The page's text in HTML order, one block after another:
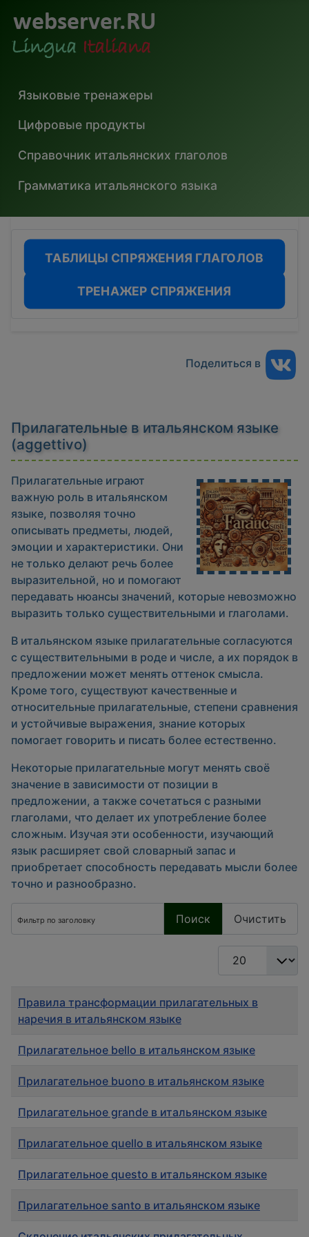
Языковые тренажеры
Цифровые продукты
Справочник итальянских глаголов
Грамматика итальянского языка
ТАБЛИЦЫ СПРЯЖЕНИЯ ГЛАГОЛОВ
ТРЕНАЖЕР СПРЯЖЕНИЯ
Поделиться в
Прилагательные в итальянском языке
(aggettivo)
Прилагательные играют
важную роль в итальянском
языке, позволяя точно
описывать предметы, людей,
эмоции и характеристики. Они
не только делают речь более
выразительной, но и помогают
передавать нюансы значений, которые невозможно
выразить только существительными и глаголами.
В итальянском языке прилагательные согласуются
с существительными в роде и числе, а их порядок в
предложении может менять оттенок смысла.
Кроме того, существуют качественные и
относительные прилагательные, степени сравнения
и устойчивые выражения, знание которых
помогает говорить и писать более естественно.
Некоторые прилагательные могут менять своё
значение в зависимости от позиции в
предложении, а также сочетаться с разными
глаголами, что делает их употребление более
сложным. Изучая эти особенности, изучающий
язык расширяет свой словарный запас и
приобретает способность передавать мысли более
точно и разнообразно.
Поиск Очистить
Кол-во строк:
Заголовок
Правила трансформации прилагательных в
наречия в итальянском языке
Прилагательное bello в итальянском языке
Прилагательное buono в итальянском языке
Прилагательное grande в итальянском языке
Прилагательное quello в итальянском языке
Прилагательное questo в итальянском языке
Прилагательное santo в итальянском языке